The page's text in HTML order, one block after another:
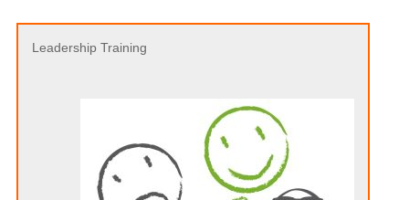
Leadership Training